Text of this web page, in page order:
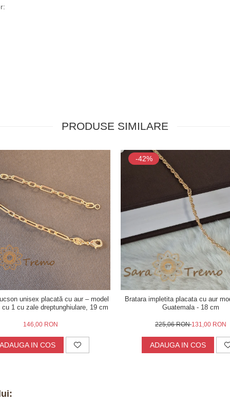
PRODUSE SIMILARE
unisex placată cu aur – model
cu 1 cu zale dreptunghiulare, 19 cm
146,00 RON
ADAUGA IN COS
-42%
Bratara impletita placata cu aur
Guatemala - 18 cm
225,06 RON131,00 RON
ADAUGA IN COS